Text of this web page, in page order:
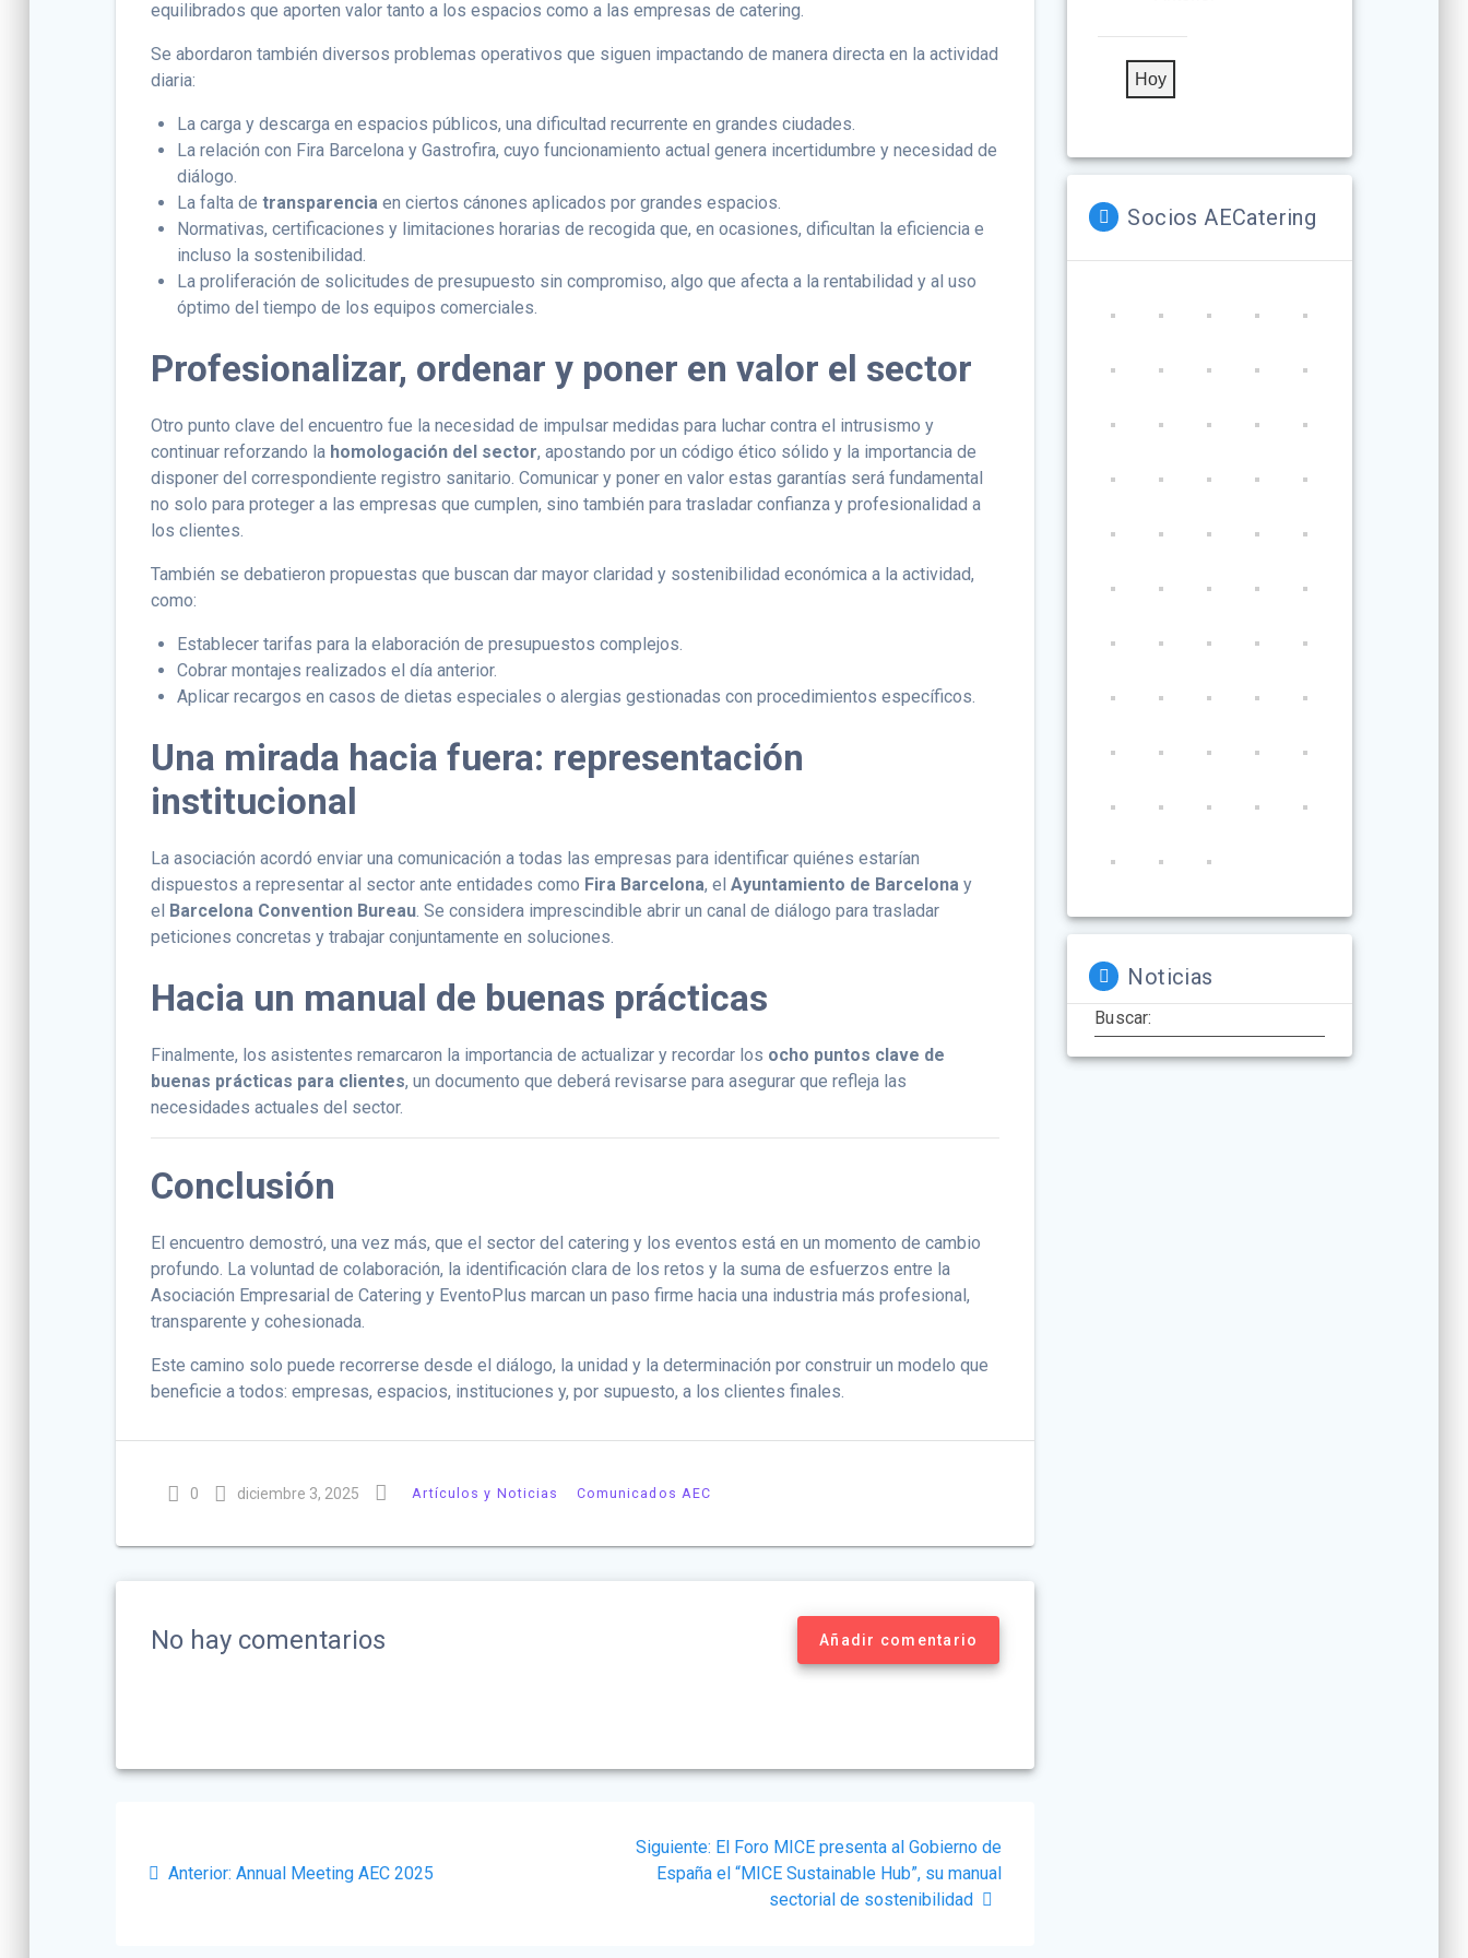
equilibrados que aporten valor tanto a los espacios como a las empresas de catering.
Se abordaron también diversos problemas operativos que siguen impactando de manera directa en la actividad
diaria:
La carga y descarga en espacios públicos, una dificultad recurrente en grandes ciudades.
La relación con Fira Barcelona y Gastrofira, cuyo funcionamiento actual genera incertidumbre y necesidad de
diálogo.
La falta detransparencia en ciertos cánones aplicados por grandes espacios.
Normativas, certificaciones y limitaciones horarias de recogida que, en ocasiones, dificultan la eficiencia e
incluso la sostenibilidad.
La proliferación de solicitudes de presupuesto sin compromiso, algo que afecta a la rentabilidad y al uso
óptimo del tiempo de los equipos comerciales.
Profesionalizar, ordenar y poner en valor el sector
Otro punto clave del encuentro fue la necesidad de impulsar medidas para luchar contra el intrusismo y
continuar reforzando la homologación del sector, apostando por un código ético sólido y la importancia de
disponer del correspondiente registro sanitario. Comunicar y poner en valor estas garantías será fundamental
no solo para proteger a las empresas que cumplen, sino también para trasladar confianza y profesionalidad a
los clientes.
También se debatieron propuestas que buscan dar mayor claridad y sostenibilidad económica a la actividad,
como:
Establecer tarifas para la elaboración de presupuestos complejos.
Cobrar montajes realizados el día anterior.
Aplicar recargos en casos de dietas especiales o alergias gestionadas con procedimientos específicos.
Una mirada hacia fuera: representación
institucional
La asociación acordó enviar una comunicación a todas las empresas para identificar quiénes estarían
dispuestos a representar al sector ante entidades como Fira Barcelona, elAyuntamiento de Barcelona y
el Barcelona Convention Bureau . Se considera imprescindible abrir un canal de diálogo para trasladar
peticiones concretas y trabajar conjuntamente en soluciones.
Hacia un manual de buenas prácticas
Finalmente, los asistentes remarcaron la importancia de actualizar y recordar los ocho puntos clave de
buenas prácticas para clientes, un documento que deberá revisarse para asegurar que refleja las
necesidades actuales del sector.
Conclusión
El encuentro demostró, una vez más, que el sector del catering y los eventos está en un momento de cambio
profundo. La voluntad de colaboración, la identificación clara de los retos y la suma de esfuerzos entre la
Asociación Empresarial de Catering y EventoPlus marcan un paso firme hacia una industria más profesional,
transparente y cohesionada.
Este camino solo puede recorrerse desde el diálogo, la unidad y la determinación por construir un modelo que
beneficie a todos: empresas, espacios, instituciones y, por supuesto, a los clientes finales.
0 diciembre 3, 2025 Artículos y Noticias Comunicados AEC
No hay comentarios Añadir comentario
de Anterior: Post
Annual Meeting AEC 2025
Siguiente: Siguiente
post:
El Foro MICE presenta al Gobierno de
España el “MICE Sustainable Hub”, su manual
sectorial de sostenibilidad
Hoy
Socios AECatering
Noticias
Buscar: